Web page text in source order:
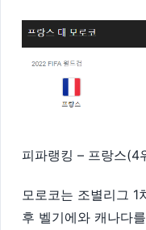
피파랭킹 – 프랑스(4
모로코는 조별리그 1
후 벨기에와 캐나다